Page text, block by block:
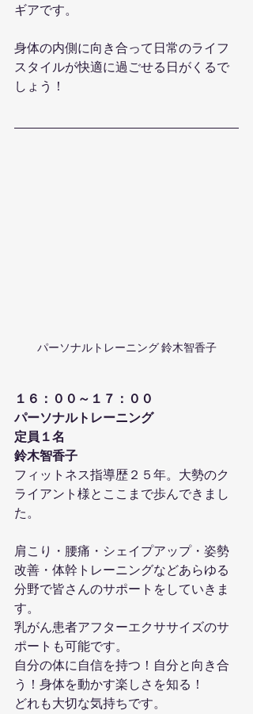
ギアです。
身体の内側に向き合って日常のライフ
スタイルが快適に過ごせる日がくるで
しょう！
パーソナルトレーニング 鈴木智香子
１６：００～１７：００
パーソナルトレーニング
定員１名
鈴木智香子
フィットネス指導歴２５年。大勢のク
ライアント様とここまで歩んできまし
た。
肩こり・腰痛・シェイプアップ・姿勢
改善・体幹トレーニングなどあらゆる
分野で皆さんのサポートをしていきま
す。
乳がん患者アフターエクササイズのサ
ポートも可能です。
自分の体に自信を持つ！自分と向き合
う！身体を動かす楽しさを知る！
どれも大切な気持ちです。